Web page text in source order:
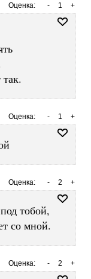
Оценка: +
1
-
Оценка: +
1
-
Оценка: +
2
-
тобой,
со мной.
Оценка: +
2
-